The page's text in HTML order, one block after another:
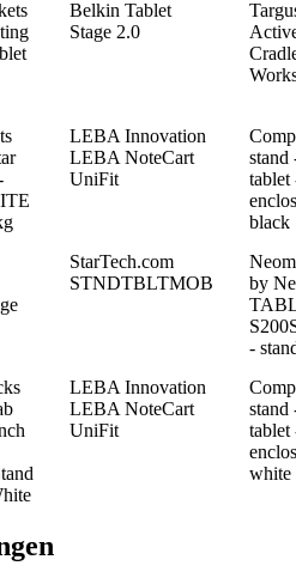
Belkin Tablet
Stage 2.0
LEBA Innovation
LEBA NoteCart
UniFit
stand
tablet
black
StarTech.com
STNDTBLTMOB
by
-
LEBA Innovation
LEBA NoteCart
UniFit
stand
tablet
white